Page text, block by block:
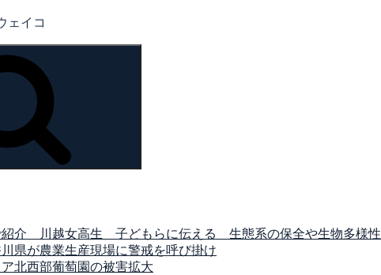
ェイコ
紹介 川越女高生 子どもらに伝える 生態系の保全や生物多様性
県が農業生産現場に警戒を呼び掛け
北西部葡萄園の被害拡大